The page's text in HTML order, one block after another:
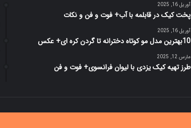
آوریل 16, 2025
پخت کیک در قابلمه با آب+ فوت و فن و نکات
آوریل 16, 2025
10بهترین مدل مو کوتاه دخترانه تا گردن کره ای+ عکس
مارس 12, 2025
طرز تهیه کیک یزدی با لیوان فرانسوی+ فوت و فن